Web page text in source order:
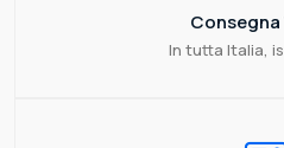
Consegna
In tutta Italia,